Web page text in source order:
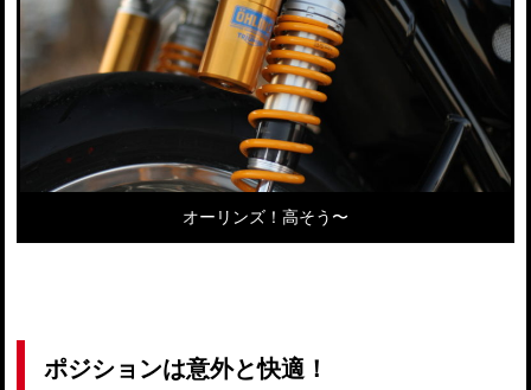
オーリンズ！高そう〜
ポジションは意外と快適！